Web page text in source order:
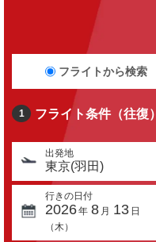
フライトから検索
1 フライト条件（往復）
出発地
東京(羽田)
行きの日付
2026年 8 月 13 日
（木）